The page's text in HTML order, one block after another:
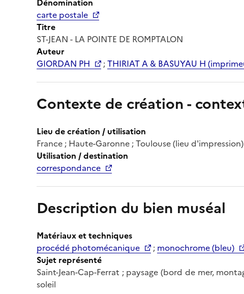
carte postale
Titre
ST-JEAN - LA POINTE DE ROMPTALON
Auteur
GIORDAN PH
;THIRIAT A & BASUYAU H
Contexte de création -
Lieu de création / utilisation
France ; Haute-Garonne ; Toulouse (lieu d'impression)
Utilisation / destination
correspondance
Description du bien muséal
Matériaux et techniques
procédé photomécanique
; monochrome (bleu)
Sujet représenté
Saint-Jean-Cap-Ferrat ; paysage (bord de mer,
soleil